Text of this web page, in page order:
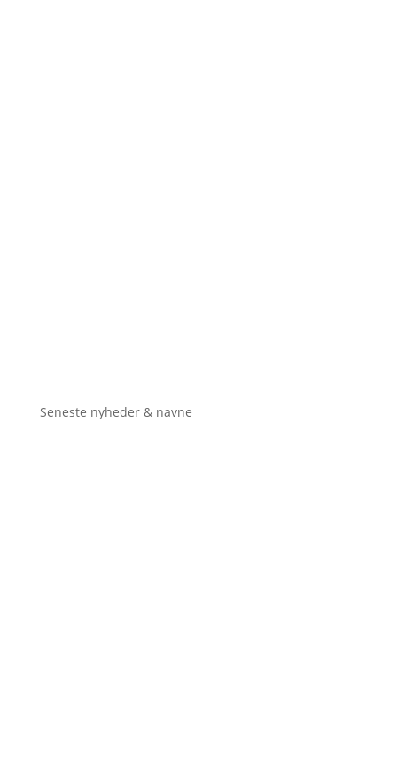
Seneste nyheder & navne